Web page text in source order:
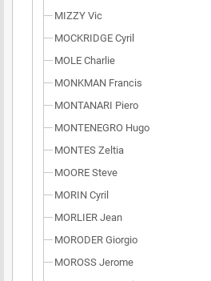
MIZZY Vic
MOCKRIDGE Cyril
MOLE Charlie
MONKMAN Francis
MONTANARI Piero
MONTENEGRO Hugo
MONTES Zeltia
MOORE Steve
MORIN Cyril
MORLIER Jean
MORODER Giorgio
MOROSS Jerome